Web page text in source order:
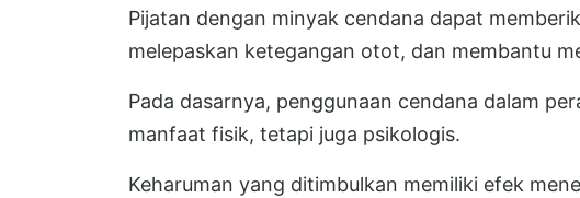
Pijatan dengan minyak cendana dapat
melepaskan ketegangan otot, dan membantu
Pada dasarnya, penggunaan cendana dalam
manfaat fisik, tetapi juga psikologis.
Keharuman yang ditimbulkan memiliki efek